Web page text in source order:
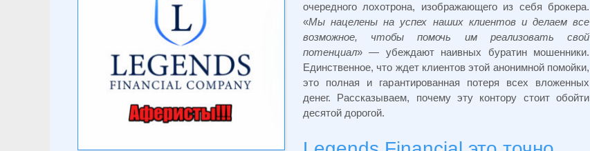
очередного лохотрона, изображающего из себя брокера.
«Мы нацелены на успех наших клиентов и делаем все
возможное, чтобы помочь им реализовать свой
потенциал» — убеждают наивных буратин мошенники.
Единственное, что ждет клиентов этой анонимной помойки,
это полная и гарантированная потеря всех вложенных
денег. Рассказываем, почему эту контору стоит обойти
десятой дорогой.